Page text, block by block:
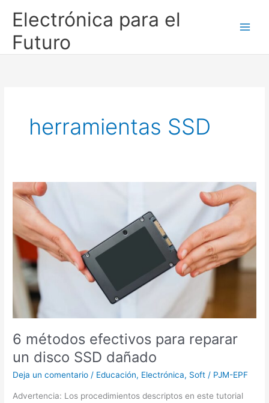
Electrónica para el
Futuro
herramientas SSD
6 métodos efectivos para reparar
un disco SSD dañado
Deja un comentario / Educación, Electrónica, Soft / PJM-EPF
Advertencia: Los procedimientos descriptos en este tutorial
6
métodos
efectivos
para
reparar
un
disco
SSD
dañado